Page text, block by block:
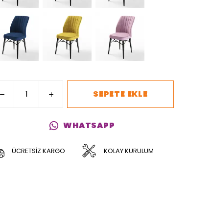
SEPETE EKLE
WHATSAPP
ÜCRETSİZ KARGO KOLAY KURULUM